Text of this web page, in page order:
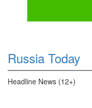
Russia Today
Headline News (12+)